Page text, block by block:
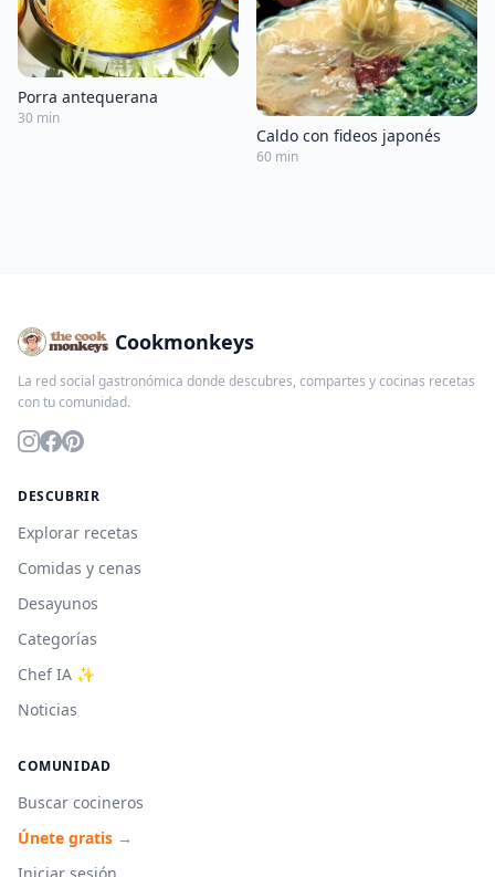
Porra antequerana
30 min
Caldo con fideos japonés
60 min
Cookmonkeys
La red social gastronómica donde descubres, compartes y cocinas recetas
con tu comunidad.
DESCUBRIR
Explorar recetas
Comidas y cenas
Desayunos
Categorías
Chef IA ✨
Noticias
COMUNIDAD
Buscar cocineros
Únete gratis →